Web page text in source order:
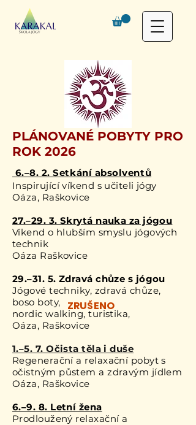
PLÁNOVANÉ POBYTY PRO
ROK 2026
​ 6.–8. 2. Setkání absolventů
Inspirující víkend s učiteli jógy
Oáza, Raškovice
27.–29. 3. Skrytá nauka za jógou
Víkend o hlubším smyslu jógových
technik
Oáza Raškovice
​29.–31. 5. Zdravá chůze s jógou
Jógové techniky, zdravá chůze,
boso boty,
nordic walking, turistika,
Oáza, Raškovice
1.–5. 7. Očista těla i duše
Regenerační a relaxační pobyt s
očistným půstem a zdravým jídlem
Oáza, Raškovice
6.–9. 8. Letní žena
Prodloužený relaxační a
ZRUŠENO